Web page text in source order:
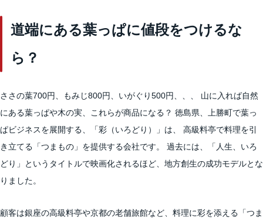
道端にある葉っぱに値段をつけるな
ら？
ささの葉700円、もみじ800円、いがぐり500円、、、 山に入れば自然
にある葉っぱや木の実、これらが商品になる？ 徳島県、上勝町で葉っ
ぱビジネスを展開する、「彩（いろどり）」は、 高級料亭で料理を引
き立てる「つまもの」を提供する会社です。 過去には、「人生、いろ
どり」というタイトルで映画化されるほど、地方創生の成功モデルとな
りました。
顧客は銀座の高級料亭や京都の老舗旅館など、料理に彩を添える「つま